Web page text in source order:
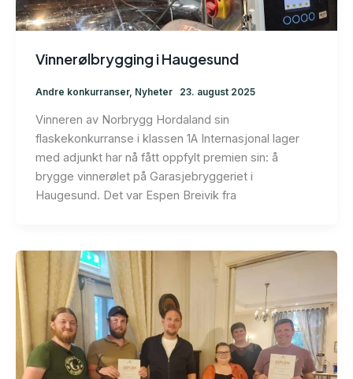
Vinnerølbrygging i Haugesund
Andre konkurranser, Nyheter 23. august 2025
Vinneren av Norbrygg Hordaland sin
flaskekonkurranse i klassen 1A Internasjonal lager
med adjunkt har nå fått oppfylt premien sin: å
brygge vinnerølet på Garasjebryggeriet i
Haugesund. Det var Espen Breivik fra